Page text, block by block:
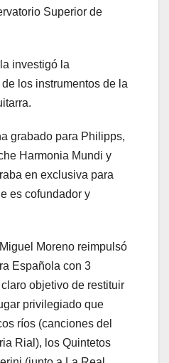
Superior de
investigó la
los instrumentos de la
grabado para Philipps,
Harmonia Mundi y
en exclusiva para
es cofundador y
Moreno reimpulsó
Española con 3
objetivo de restituir
privilegiado que
ríos (canciones del
Rial), los Quintetos